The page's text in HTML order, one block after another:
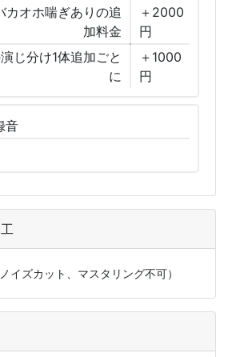
カオホ喘ぎありの追
加料金
＋2000
円
じ分け1体追加ごと
に
＋1000
円
音
イズカット、マスタリング不可）